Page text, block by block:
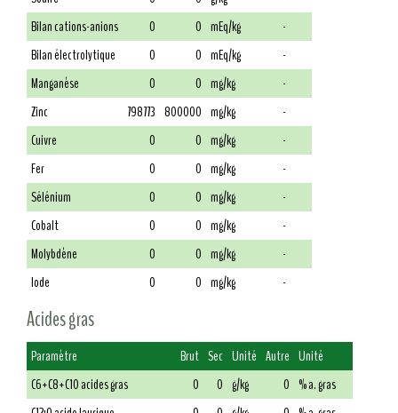
Bilan cations-anions
0 0 mEq/kg
-
Bilan électrolytique
0 0 mEq/kg
-
Manganèse
0 0 mg/kg
-
Zinc
798773 800000 mg/kg
-
Cuivre
0 0 mg/kg
-
Fer
0 0 mg/kg
-
Sélénium
0 0 mg/kg
-
Cobalt
0 0 mg/kg
-
Molybdène
0 0 mg/kg
-
Iode
0 0 mg/kg -
Acides gras
Paramètre Brut Sec Unité Autre Unité
C6+C8+C10 acides gras
0 0 g/kg 0 % a. gras